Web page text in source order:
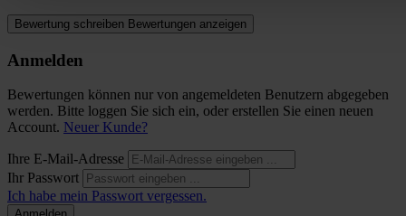
Bewertung schreiben Bewertungen anzeigen
Anmelden
Bewertungen können nur von angemeldeten Benutzern abgegeben
werden. Bitte loggen Sie sich ein, oder erstellen Sie einen neuen
Account. Neuer Kunde?
Ihre E-Mail-Adresse
Ihr Passwort
Ich habe mein Passwort vergessen.